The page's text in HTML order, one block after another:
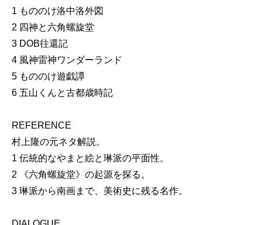
1 もののけ洛中洛外図
2 四神と六角螺旋堂
3 DOB往還記
4 風神雷神ワンダーランド
5 もののけ遊戯譚
6 五山くんと古都歳時記
REFERENCE
村上隆の元ネタ解説。
1 伝統的なやまと絵と琳派の平面性。
2 《六角螺旋堂》の起源を探る。
3 琳派から南画まで、美術史に残る名作。